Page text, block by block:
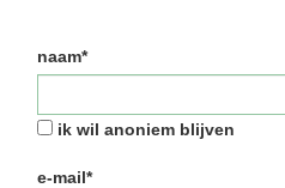
naam*
ik wil anoniem blijven
e-mail*